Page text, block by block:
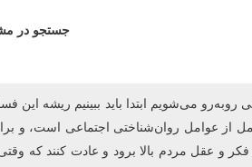
جستجو در
روبه‌رو می‌شویم ابتدا باید ببینیم ریشه
از عوامل روان‌شناختی اجتماعی است، و
و عقل مردم بالا برود و عادت کنند که